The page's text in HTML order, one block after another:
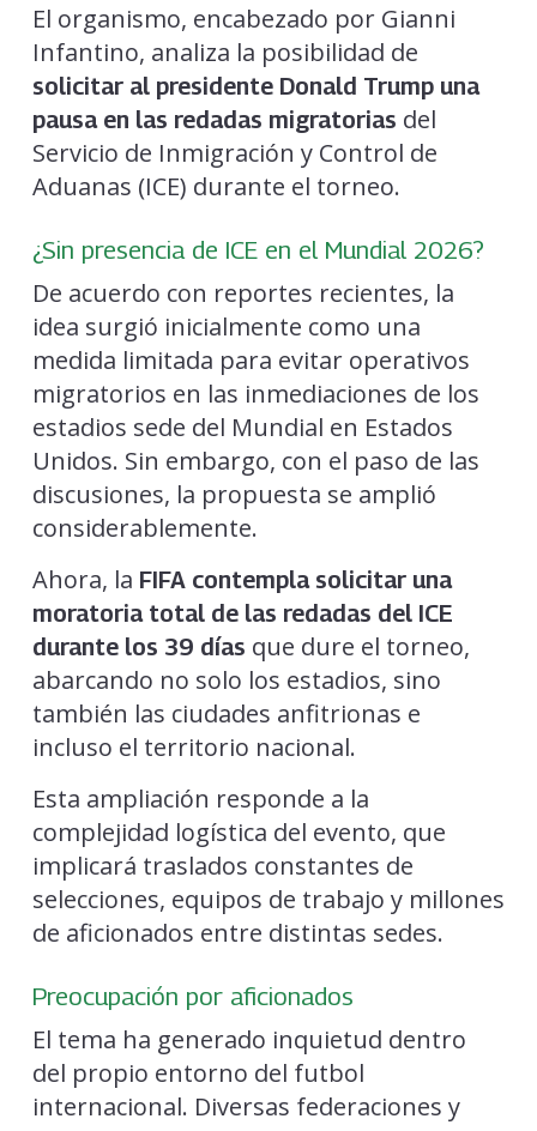
El organismo, encabezado por Gianni
Infantino, analiza la posibilidad de
solicitar al presidente Donald Trump una
pausa en las redadas migratorias del
Servicio de Inmigración y Control de
Aduanas (ICE) durante el torneo.
¿Sin presencia de ICE en el Mundial 2026?
De acuerdo con reportes recientes, la
idea surgió inicialmente como una
medida limitada para evitar operativos
migratorios en las inmediaciones de los
estadios sede del Mundial en Estados
Unidos. Sin embargo, con el paso de las
discusiones, la propuesta se amplió
considerablemente.
Ahora, la FIFA contempla solicitar una
moratoria total de las redadas del ICE
durante los 39 días que dure el torneo,
abarcando no solo los estadios, sino
también las ciudades anfitrionas e
incluso el territorio nacional.
Esta ampliación responde a la
complejidad logística del evento, que
implicará traslados constantes de
selecciones, equipos de trabajo y millones
de aficionados entre distintas sedes.
Preocupación por aficionados
El tema ha generado inquietud dentro
del propio entorno del futbol
internacional. Diversas federaciones y